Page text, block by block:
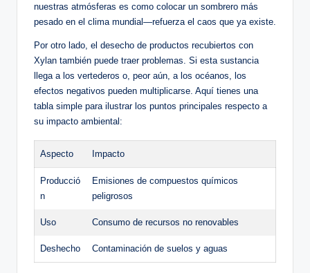
nuestras atmósferas es como colocar‌ un⁤ sombrero más
pesado en el clima mundial—refuerza el caos que ya existe.
Por otro lado, ⁤el desecho de productos recubiertos con
Xylan⁤ también puede traer‌ problemas.⁢ Si esta sustancia
llega a los vertederos o, peor⁢ aún, a los océanos, los⁣
efectos negativos pueden multiplicarse.⁤ Aquí tienes una‌
tabla simple para ilustrar⁢ los puntos ⁢principales respecto​ a
su impacto ambiental:
Aspecto Impacto
Producció
n
Emisiones de compuestos químicos
peligrosos
Uso Consumo de ⁤recursos ⁤no renovables
Deshecho Contaminación de suelos y aguas